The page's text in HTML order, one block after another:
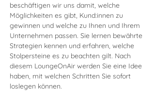
beschäftigen wir uns damit, welche
Möglichkeiten es gibt, Kund:innen zu
gewinnen und welche zu Ihnen und Ihrem
Unternehmen passen. Sie lernen bewährte
Strategien kennen und erfahren, welche
Stolpersteine es zu beachten gilt. Nach
diesem LoungeOnAir werden Sie eine Idee
haben, mit welchen Schritten Sie sofort
loslegen können.